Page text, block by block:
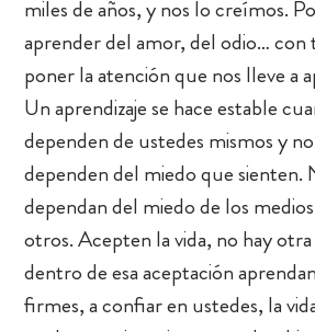
miles de años, y nos lo creímos.
aprender del amor, del odio… con
poner la atención que nos lleve a
Un aprendizaje se hace estable
dependen de ustedes mismos y no
dependen del miedo que sienten.
dependan del miedo de los
otros. Acepten la vida, no hay
dentro de esa aceptación
firmes, a confiar en ustedes, la